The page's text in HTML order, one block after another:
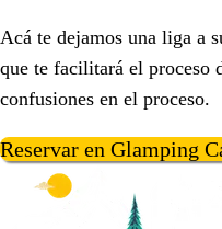
Acá te dejamos una liga a
que te facilitará el proceso
confusiones en el proceso.
Reservar en Glamping